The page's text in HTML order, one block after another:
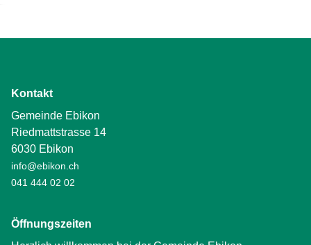
Kontakt
Gemeinde Ebikon
Riedmattstrasse 14
6030 Ebikon
info@ebikon.ch
041 444 02 02
Öffnungszeiten